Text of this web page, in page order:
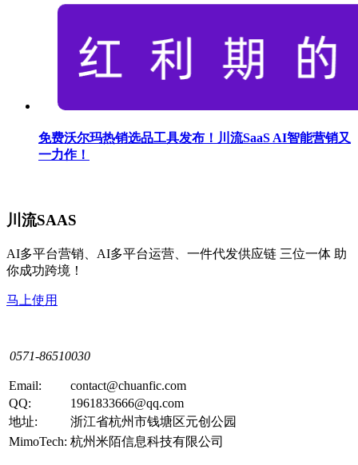
免费沃尔玛热销选品工具发布！川流SaaS AI智能营销又
一力作！
川流SAAS
AI多平台营销、AI多平台运营、一件代发供应链 三位一体 助
你成功跨境！
马上使用
0571-86510030
Email:
contact@chuanfic.com
QQ:
1961833666@qq.com
地址:
浙江省杭州市钱塘区元创公园
MimoTech: 杭州米陌信息科技有限公司